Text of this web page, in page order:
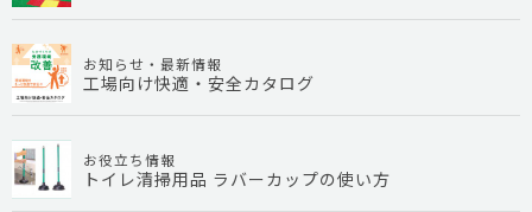
お知らせ・最新情報
工場向け快適・安全カタログ
お役立ち情報
トイレ清掃用品 ラバーカップの使い方